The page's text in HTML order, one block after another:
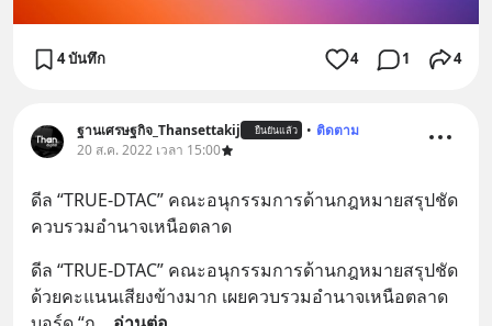
4 บันทึก 4 1 4
ฐานเศรษฐกิจ_Thansettakij ยืนยันแล้ว • ติดตาม
20 ส.ค. 2022 เวลา 15:00
ดีล “TRUE-DTAC” คณะอนุกรรมการด้านกฎหมายสรุปชัด
ควบรวมอำนาจเหนือตลาด
ดีล “TRUE-DTAC” คณะอนุกรรมการด้านกฎหมายสรุปชัด
ด้วยคะแนนเสียงข้างมาก เผยควบรวมอำนาจเหนือตลาด